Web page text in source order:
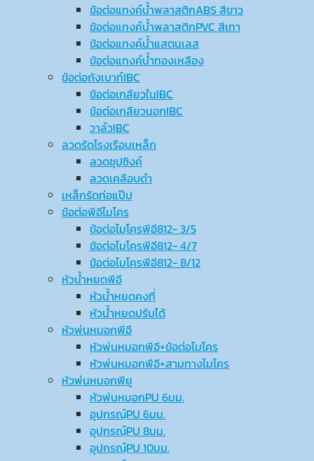
ข้อต่อแทงค์น้ำพลาสติกABS สีขาว
ข้อต่อแทงค์น้ำพลาสติกPVC สีเทา
ข้อต่อแทงค์น้ำแสตนเลส
ข้อต่อแทงค์น้ำทองเหลือง
ข้อต่อถังเบาท์IBC
ข้อต่อเกลียวในIBC
ข้อต่อเกลียวนอกIBC
วาล์วIBC
ลวดรัดโรงเรือนเหล็ก
ลวดชุปซิงค์
ลวดเคลือบดำ
เหล็กรัดท่อแป๊ป
ข้อต่อพีอีไมโคร
ข้อต่อไมโครพีอี812- 3/5
ข้อต่อไมโครพีอี812- 4/7
ข้อต่อไมโครพีอี812- 8/12
หัวน้ำหยดพีอี
หัวน้ำหยดคงที่
หัวน้ำหยดปรับได้
หัวพ่นหมอกพีอี
หัวพ่นหมอกพีอี+ข้อต่อไมโคร
หัวพ่นหมอกพีอี+สามทางไมโคร
หัวพ่นหมอกพียู
หัวพ่นหมอกPU 6มม.
อุปกรณ์ฺPU 6มม.
อุปกรณ์ฺPU 8มม.
อุปกรณ์ฺPU 10มม.